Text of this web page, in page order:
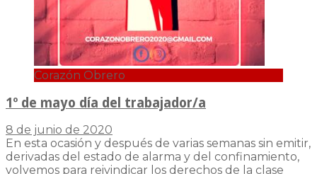
Corazón Obrero
1º de mayo día del trabajador/a
8 de junio de 2020
En esta ocasión y después de varias semanas sin emitir,
derivadas del estado de alarma y del confinamiento,
volvemos para reivindicar los derechos de la clase